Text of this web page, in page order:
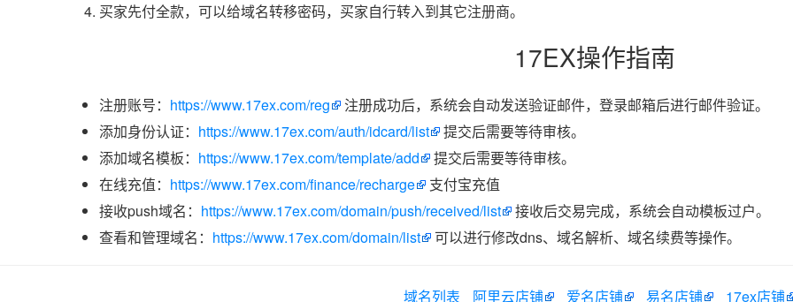
买家先付全款，可以给域名转移密码，买家自行转入到其它注册商。
17EX操作指南
注册账号： https://www.17ex.com/reg
注册成功后，系统会自动发送验证邮件，登录邮箱后进行邮件验证。
添加身份认证： https://www.17ex.com/auth/idcard/list
提交后需要等待审核。
添加域名模板： https://www.17ex.com/template/add
提交后需要等待审核。
在线充值： https://www.17ex.com/finance/recharge
支付宝充值
接收push域名： https://www.17ex.com/domain/push/received/list
接收后交易完成，系统会自动模板过户。
查看和管理域名： https://www.17ex.com/domain/list 可以进行修改dns、域名解析、域名续费等操作。
域名列表 阿里云店铺 爱名店铺 易名店铺 17ex店铺